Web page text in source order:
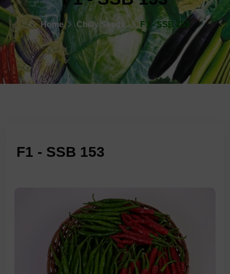
Home Chilly Seeds F1 - SSB 153
F1 - SSB 153